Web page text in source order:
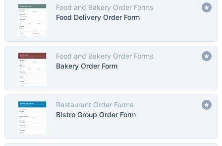
Food and Bakery Order Forms
Food Delivery Order Form
Food and Bakery Order Forms
Bakery Order Form
Restaurant Order Forms
Bistro Group Order Form